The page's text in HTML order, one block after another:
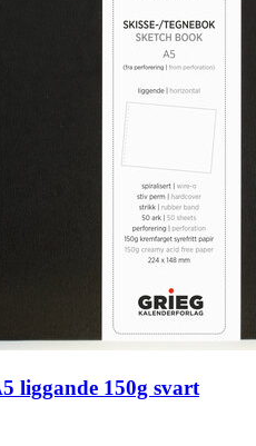
liggande 150g svart